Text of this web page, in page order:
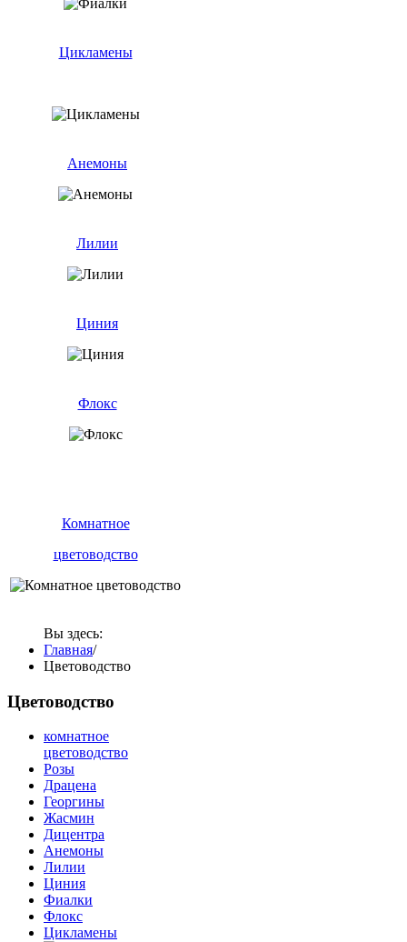
Цикламены
Анемоны
Лилии
Циния
Флокс
Комнатное
цветоводство
Вы здесь:
Главная/
Цветоводство
Цветоводство
комнатное
цветоводство
Розы
Драцена
Георгины
Жасмин
Дицентра
Анемоны
Лилии
Циния
Фиалки
Флокс
Цикламены